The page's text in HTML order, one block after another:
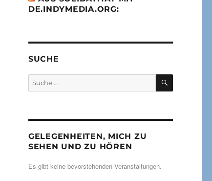
DE.INDYMEDIA.ORG:
SUCHE
Suche
nach:
SUCHEN
GELEGENHEITEN, MICH ZU
SEHEN UND ZU HÖREN
Es gibt keine bevorstehenden Veranstaltungen.